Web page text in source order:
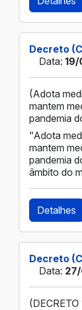
Decreto
Data: 19/
(Adota
mantem
pandemia
"Adota
mantem
pandemia
âmbito do
Detalhes
Decreto
Data: